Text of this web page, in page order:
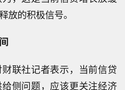
放的积极信号。
联社记者表示，当前信贷
侧问题，应该更关注经济